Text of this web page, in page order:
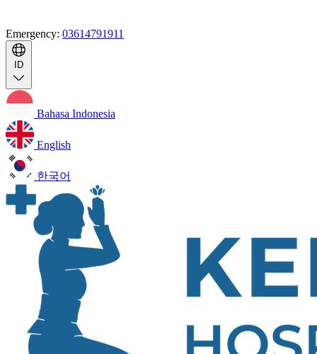
Emergency: 03614791911
ID
Bahasa Indonesia
English
한국어